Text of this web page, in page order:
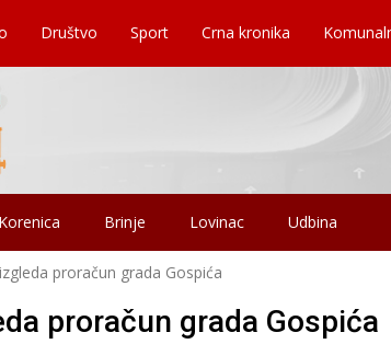
Društvo Sport Crna kronika
Korenica Brinje Lovinac Udbina
proračun grada Gospića
proračun grada Gospića